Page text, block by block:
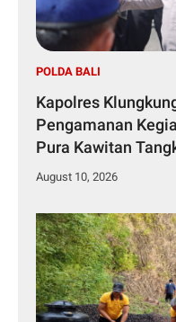
POLDA BALI
Kapolres
Pengamanan
Pura Kawitan
August 10, 2026